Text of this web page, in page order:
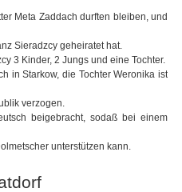
Meta Zaddach durften bleiben, und
Sieradzcy geheiratet hat.
3 Kinder, 2 Jungs und eine Tochter.
in Starkow, die Tochter Weronika ist
verzogen.
beigebracht, sodaß bei einem
unterstützen kann.